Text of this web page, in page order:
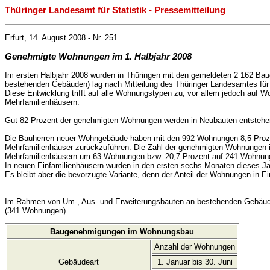
Thüringer Landesamt für Statistik - Pressemitteilung
Erfurt, 14. August 2008 - Nr. 251
Genehmigte Wohnungen im 1. Halbjahr 2008
Im ersten Halbjahr 2008 wurden in Thüringen mit den gemeldeten 2 162
bestehenden Gebäuden) lag nach Mitteilung des Thüringer Landesamtes
Diese Entwicklung trifft auf alle Wohnungstypen zu, vor allem jedoch auf
Mehrfamilienhäusern.
Gut 82 Prozent der genehmigten Wohnungen werden in Neubauten
Die Bauherren neuer Wohngebäude haben mit den 992 Wohnungen 8,5
Mehrfamilienhäuser zurückzuführen. Die Zahl der genehmigten
Mehrfamilienhäusern um 63 Wohnungen bzw. 20,7 Prozent auf 241
In neuen Einfamilienhäusern wurden in den ersten sechs Monaten dieses
Es bleibt aber die bevorzugte Variante, denn der Anteil der Wohnungen in
Im Rahmen von Um-, Aus- und Erweiterungsbauten an bestehenden
(341 Wohnungen).
Baugenehmigungen im Wohnungsbau
Gebäudeart
Anzahl der Wohnungen
1. Januar bis 30. Juni